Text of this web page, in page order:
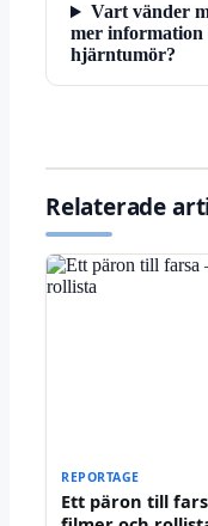
Vart vänder
mer information
hjärntumör?
Relaterade
REPORTAGE
Ett päron till